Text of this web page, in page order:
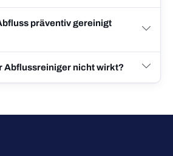
präventiv gereinigt
Abflussreiniger nicht wirkt?